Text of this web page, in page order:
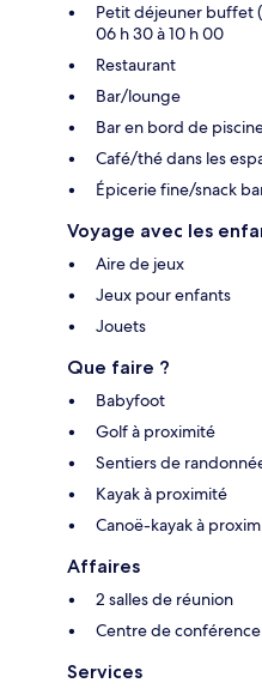
Petit déjeuner buffet
06 h 30 à 10 h 00
Restaurant
Bar/lounge
Bar en bord de
Café/thé dans les
Épicerie fine/snack
Voyage avec les
Aire de jeux
Jeux pour enfants
Jouets
Que faire ?
Babyfoot
Golf à proximité
Sentiers de
Kayak à proximité
Canoë-kayak à
Affaires
2 salles de réunion
Centre de conférence
Services